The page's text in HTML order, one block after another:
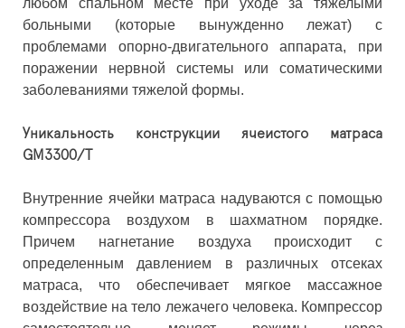
любом спальном месте при уходе за тяжелыми
больными (которые вынужденно лежат) с
проблемами опорно-двигательного аппарата, при
поражении нервной системы или соматическими
заболеваниями тяжелой формы.
Уникальность конструкции ячеистого матраса
GM3300/T
Внутренние ячейки матраса надуваются с помощью
компрессора воздухом в шахматном порядке.
Причем нагнетание воздуха происходит с
определенным давлением в различных отсеках
матраса, что обеспечивает мягкое массажное
воздействие на тело лежачего человека. Компрессор